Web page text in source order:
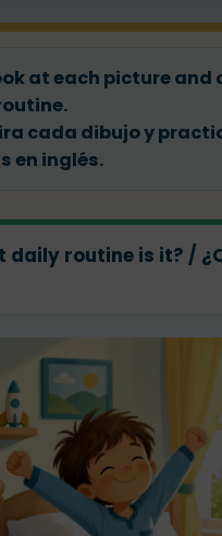
at each picture and
cada dibujo y
en inglés.
daily routine is it? /